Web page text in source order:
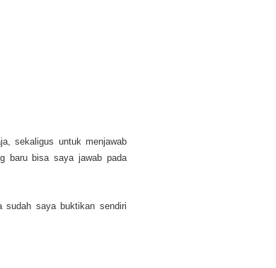
sekaligus untuk menjawab
baru bisa saya jawab pada
sudah saya buktikan sendiri